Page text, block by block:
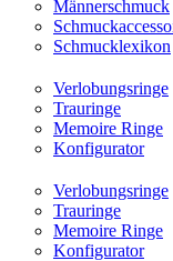
Männerschmuck
Schmucklexikon
Verlobungsringe
Trauringe
Memoire Ringe
Konfigurator
Verlobungsringe
Trauringe
Memoire Ringe
Konfigurator